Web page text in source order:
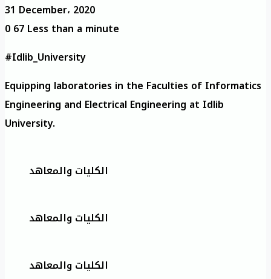
31 December، 2020
067Less than a minute
#Idlib_University
Equipping laboratories in the Faculties of Informatics
Engineering and Electrical Engineering at Idlib
University.
الكليات والمعاهد
الكليات والمعاهد
الكليات والمعاهد